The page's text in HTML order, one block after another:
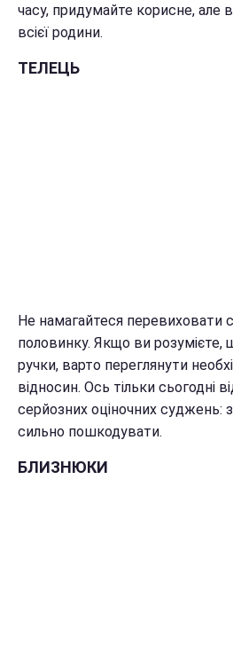
часу, придумайте корисне, але
всієї родини.
ТЕЛЕЦЬ
Не намагайтеся перевиховати
половинку. Якщо ви розумієте,
ручки, варто переглянути
відносин. Ось тільки сьогодні
серйозних оціночних суджень:
сильно пошкодувати.
БЛИЗНЮКИ